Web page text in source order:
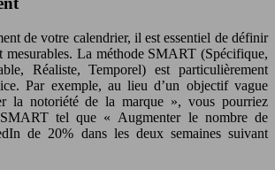
de votre calendrier, il est essentiel de définir
mesurables. La méthode SMART (Spécifique,
Réaliste, Temporel) est particulièrement
Par exemple, au lieu d’un objectif vague
la notoriété de la marque », vous pourriez
tel que « Augmenter le nombre de
de 20% dans les deux semaines suivant